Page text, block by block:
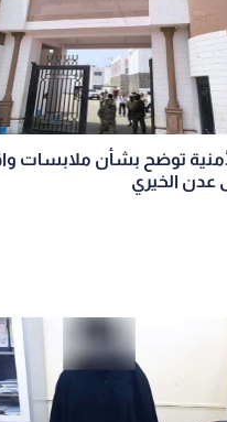
توضح بشأن ملابسات
الخيري